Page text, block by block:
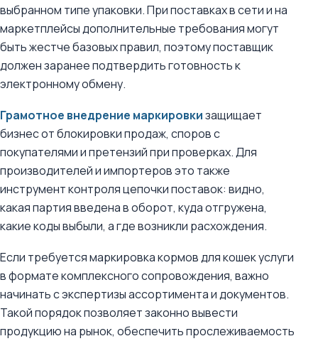
выбранном типе упаковки. При поставках в сети и на
маркетплейсы дополнительные требования могут
быть жестче базовых правил, поэтому поставщик
должен заранее подтвердить готовность к
электронному обмену.
Грамотное внедрение маркировкизащищает
бизнес от блокировки продаж, споров с
покупателями и претензий при проверках. Для
производителей и импортеров это также
инструмент контроля цепочки поставок: видно,
какая партия введена в оборот, куда отгружена,
какие коды выбыли, а где возникли расхождения.
Если требуется маркировка кормов для кошек услуги
в формате комплексного сопровождения, важно
начинать с экспертизы ассортимента и документов.
Такой порядок позволяет законно вывести
продукцию на рынок, обеспечить прослеживаемость